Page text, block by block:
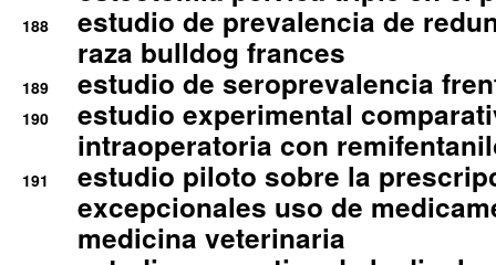
188
estudio de prevalencia de
raza bulldog frances
189 estudio de seroprevalencia
190
estudio experimental
intraoperatoria con
191
estudio piloto sobre la
excepcionales uso de
medicina veterinaria